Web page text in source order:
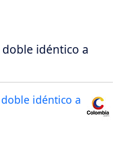
idéntico a